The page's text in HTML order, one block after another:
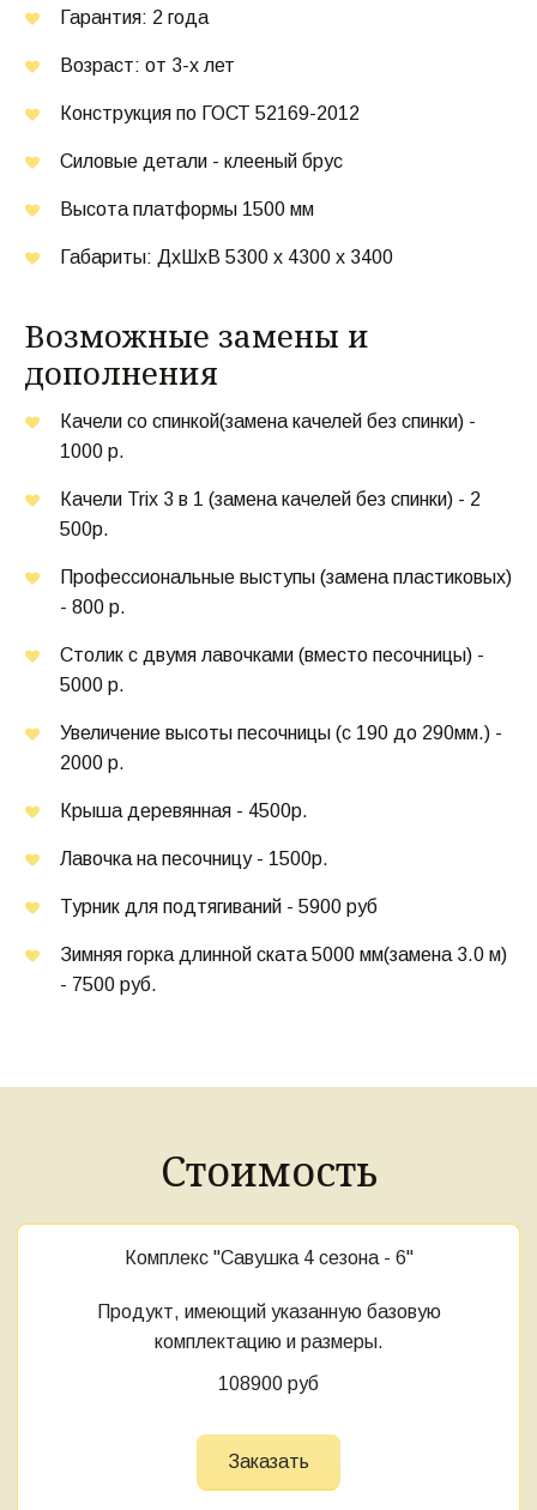
Гарантия: 2 года
Возраст: от 3-х лет
Конструкция по ГОСТ 52169-2012
Силовые детали - клееный брус
Высота платформы 1500 мм
Габариты: ДхШхВ 5300 х 4300 х 3400
Возможные замены и
дополнения
Качели со спинкой(замена качелей без спинки) -
1000 р.
Качели Trix 3 в 1 (замена качелей без спинки) - 2
500р.
Профессиональные выступы (замена пластиковых)
- 800 р.
Столик с двумя лавочками (вместо песочницы) -
5000 р.
Увеличение высоты песочницы (с 190 до 290мм.) -
2000 р.
Крыша деревянная - 4500р.
Лавочка на песочницу - 1500р.
Турник для подтягиваний - 5900 руб
Зимняя горка длинной ската 5000 мм(замена 3.0 м)
- 7500 руб.
Стоимость
Комплекс "Савушка 4 сезона - 6"
Продукт, имеющий указанную базовую
комплектацию и размеры.
108900 руб
Заказать